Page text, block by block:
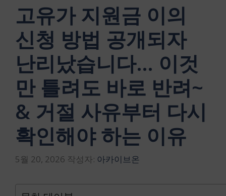
고유가 지원금 이의
신청 방법 공개되자
난리났습니다… 이것
만 틀려도 바로 반려~
& 거절 사유부터 다시
확인해야 하는 이유
5월 20, 2026 작성자: 아카이브온